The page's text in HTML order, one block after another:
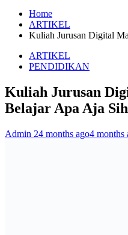
Home
ARTIKEL
Kuliah Jurusan Digital
ARTIKEL
PENDIDIKAN
Kuliah Jurusan
Belajar Apa Aja
Admin 24 months ago4 months